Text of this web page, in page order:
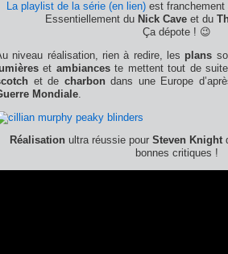
La playlist de la série (en lien)est franchement
Essentiellement du Nick Caveet du
Ça dépote ! 😉
niveau réalisation, rien à redire, les plans
et ambianceste mettent tout de
et de charbondans une Europe
Mondiale.
Réalisation ultra réussie pour Steven Knight
bonnes critiques !